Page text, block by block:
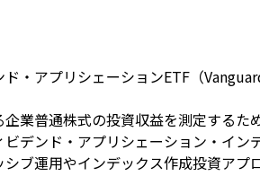
・アプリシェーションETF（
業普通株式の投資収益を測定するた
デンド・アプリシェーション・イ
ブ運用やインデックス作成投資アプ